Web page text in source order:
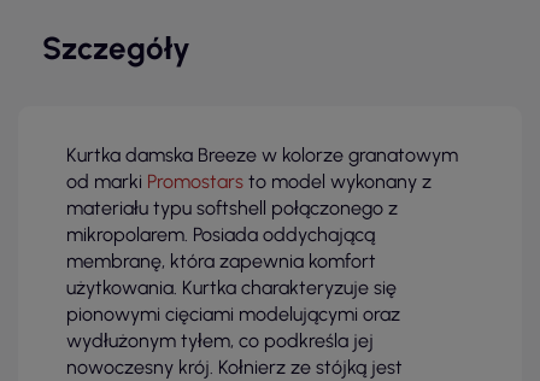
Szczegóły
Kurtka damska Breeze w kolorze granatowym
od marki Promostars to model wykonany z
materiału typu softshell połączonego z
mikropolarem. Posiada oddychającą
membranę, która zapewnia komfort
użytkowania. Kurtka charakteryzuje się
pionowymi cięciami modelującymi oraz
wydłużonym tyłem, co podkreśla jej
nowoczesny krój. Kołnierz ze stójką jest